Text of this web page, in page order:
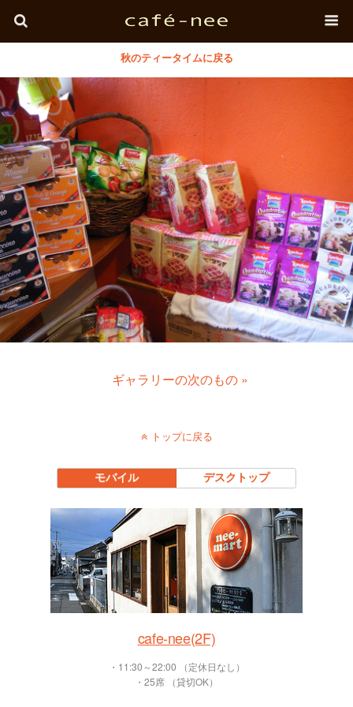
秋のティータイムに戻る
ギャラリーの次のもの »
トップに戻る
モバイル デスクトップ
cafe-nee(2F)
・11:30～22:00 （定休日なし）
・25席 （貸切OK）